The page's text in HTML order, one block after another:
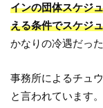
インの団体スケジ
える条件でスケジ
かなりの冷遇だっ
事務所によるチュ
と言われています。